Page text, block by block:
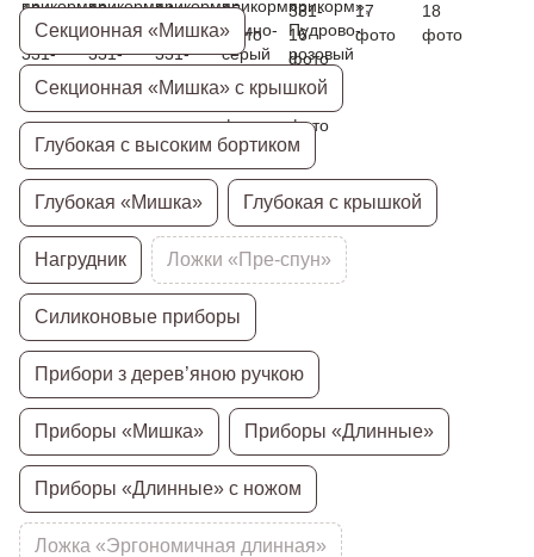
Секционная «Мишка»
Секционная «Мишка» с крышкой
Глубокая с высоким бортиком
Глубокая «Мишка» Глубокая с крышкой
Нагрудник Ложки «Пре-спун»
Силиконовые приборы
Прибори з дерев’яною ручкою
Приборы «Мишка» Приборы «Длинные»
Приборы «Длинные» с ножом
Ложка «Эргономичная длинная»